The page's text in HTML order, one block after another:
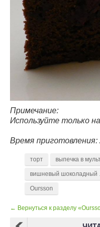
Примечание:
Используйте только
Время приготовления:
торт выпечка в
Oursson
← Вернуться к разделу